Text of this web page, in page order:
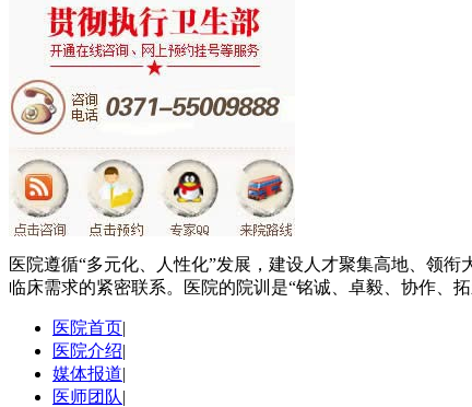
医院遵循“多元化、人性化”发展，建设人才聚集高地、领
临床需求的紧密联系。医院的院训是“铭诚、卓毅、协作、拓
医院首页|
医院介绍|
媒体报道|
医师团队|